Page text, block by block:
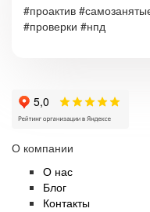
#проактив
#проверки #нпд
О компании
О нас
Блог
Контакты